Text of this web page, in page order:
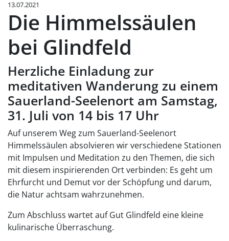
13.07.2021
Die Himmelssäulen
bei Glindfeld
Herzliche Einladung zur
meditativen Wanderung zu einem
Sauerland-Seelenort am Samstag,
31. Juli von 14 bis 17 Uhr
Auf unserem Weg zum Sauerland-Seelenort
Himmelssäulen absolvieren wir verschiedene Stationen
mit Impulsen und Meditation zu den Themen, die sich
mit diesem inspirierenden Ort verbinden: Es geht um
Ehrfurcht und Demut vor der Schöpfung und darum,
die Natur achtsam wahrzunehmen.
Zum Abschluss wartet auf Gut Glindfeld eine kleine
kulinarische Überraschung.